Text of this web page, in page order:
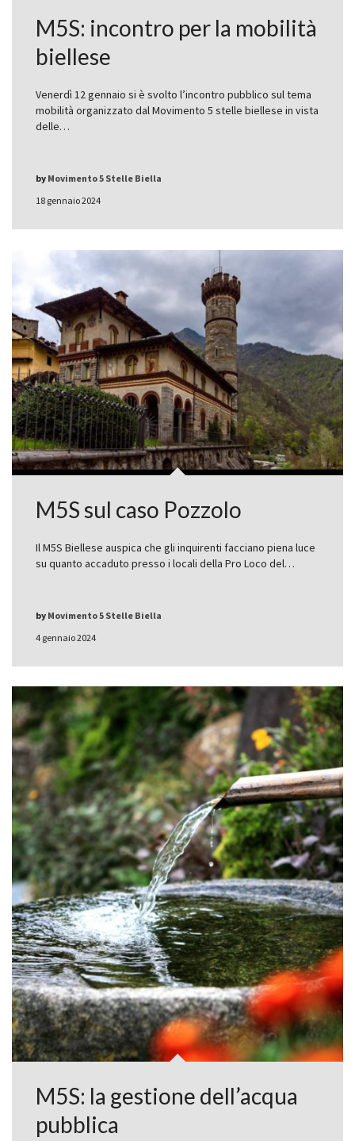
M5S: incontro per la mobilità
biellese
Venerdì 12 gennaio si è svolto l’incontro pubblico sul tema
mobilità organizzato dal Movimento 5 stelle biellese in vista
delle…
18 gennaio 2024
by Movimento 5 Stelle Biella
M5S sul caso Pozzolo
Il M5S Biellese auspica che gli inquirenti facciano piena luce
su quanto accaduto presso i locali della Pro Loco del…
4 gennaio 2024
by Movimento 5 Stelle Biella
M5S: la gestione dell’acqua
pubblica